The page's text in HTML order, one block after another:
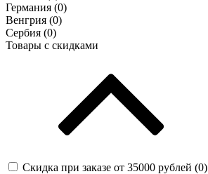
Германия (0)
Венгрия (0)
Сербия (0)
Товары с скидками
Скидка при заказе от 35000 рублей (0)